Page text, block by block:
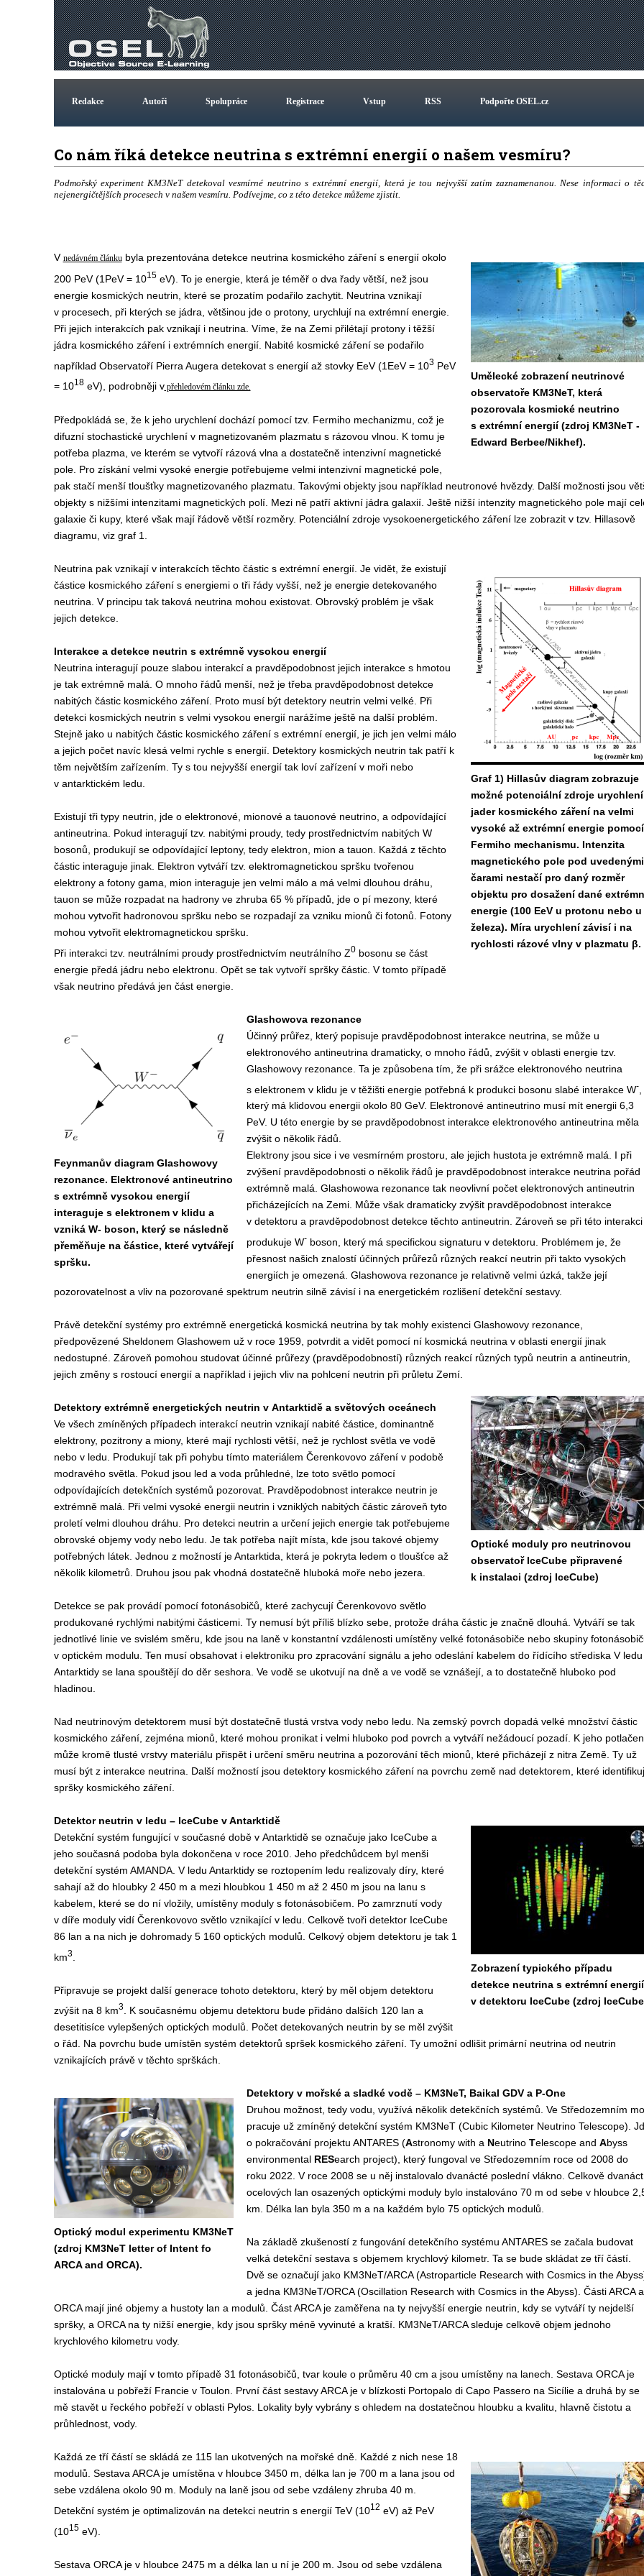
Redakce Autoři Spolupráce Registrace Vstup RSS Podpořte OSEL.cz
Co nám říká detekce neutrina s extrémní energií o našem vesmíru?
Podmořský experiment KM3NeT detekoval vesmírné neutrino s extrémní energií, která je tou nejvyšší zatím zaznamenanou. Nese informaci o
nejenergičtějších procesech v našem vesmíru. Podívejme, co z této detekce můžeme zjistit.
Umělecké zobrazení neutrinové
observatoře KM3NeT, která
pozorovala kosmické neutrino
s extrémní energií (zdroj KM3NeT -
Edward Berbee/Nikhef).
V nedávném článkubyla prezentována detekce neutrina kosmického záření s energií okolo
200 PeV (1PeV = 1015eV). To je energie, která je téměř o dva řady větší, než jsou
energie kosmických neutrin, které se prozatím podařilo zachytit. Neutrina vznikají
v procesech, při kterých se jádra, většinou jde o protony, urychlují na extrémní energie.
Při jejich interakcích pak vznikají i neutrina. Víme, že na Zemi přilétají protony i těžší
jádra kosmického záření i extrémních energií. Nabité kosmické záření se podařilo
například Observatoří Pierra Augera detekovat s energií až stovky EeV (1EeV = 103PeV
= 1018eV), podrobněji vpřehledovém článku zde.
Předpokládá se, že k jeho urychlení dochází pomocí tzv. Fermiho mechanizmu, což je
difuzní stochastické urychlení v magnetizovaném plazmatu s rázovou vlnou. K tomu je
potřeba plazma, ve kterém se vytvoří rázová vlna a dostatečně intenzivní magnetické
pole. Pro získání velmi vysoké energie potřebujeme velmi intenzivní magnetické pole,
pak stačí menší tloušťky magnetizovaného plazmatu. Takovými objekty jsou například neutronové hvězdy. Další možnosti jsou
objekty s nižšími intenzitami magnetických polí. Mezi ně patří aktivní jádra galaxií. Ještě nižší intenzity magnetického pole mají
galaxie či kupy, které však mají řádově větší rozměry. Potenciální zdroje vysokoenergetického záření lze zobrazit v tzv. Hillasově
diagramu, viz graf 1.
Graf 1) Hillasův diagram zobrazuje
možné potenciální zdroje urychlení
jader kosmického záření na velmi
vysoké až extrémní energie pomocí
Fermiho mechanismu. Intenzita
magnetického pole pod uvedenými
čarami nestačí pro daný rozměr
objektu pro dosažení dané
energie (100 EeV u protonu nebo u
železa). Míra urychlení závisí i na
rychlosti rázové vlny v plazmatu β.
Neutrina pak vznikají v interakcích těchto částic s extrémní energií. Je vidět, že existují
částice kosmického záření s energiemi o tři řády vyšší, než je energie detekovaného
neutrina. V principu tak taková neutrina mohou existovat. Obrovský problém je však
jejich detekce.
Interakce a detekce neutrin s extrémně vysokou energií
Neutrina interagují pouze slabou interakcí a pravděpodobnost jejich interakce s hmotou
je tak extrémně malá. O mnoho řádů menší, než je třeba pravděpodobnost detekce
nabitých částic kosmického záření. Proto musí být detektory neutrin velmi velké. Při
detekci kosmických neutrin s velmi vysokou energií narážíme ještě na další problém.
Stejně jako u nabitých částic kosmického záření s extrémní energií, je jich jen velmi málo
a jejich počet navíc klesá velmi rychle s energií. Detektory kosmických neutrin tak patří k
těm největším zařízením. Ty s tou nejvyšší energií tak loví zařízení v moři nebo
v antarktickém ledu.
Existují tři typy neutrin, jde o elektronové, mionové a tauonové neutrino, a odpovídající
antineutrina. Pokud interagují tzv. nabitými proudy, tedy prostřednictvím nabitých W
bosonů, produkují se odpovídající leptony, tedy elektron, mion a tauon. Každá z těchto
částic interaguje jinak. Elektron vytváří tzv. elektromagnetickou spršku tvořenou
elektrony a fotony gama, mion interaguje jen velmi málo a má velmi dlouhou dráhu,
tauon se může rozpadat na hadrony ve zhruba 65 % případů, jde o pí mezony, které
mohou vytvořit hadronovou spršku nebo se rozpadají za vzniku mionů či fotonů. Fotony
mohou vytvořit elektromagnetickou spršku.
Při interakci tzv. neutrálními proudy prostřednictvím neutrálního Z0bosonu se část
energie předá jádru nebo elektronu. Opět se tak vytvoří spršky částic. V tomto případě
však neutrino předává jen část energie.
Feynmanův diagram Glashowovy
rezonance. Elektronové antineutrino
s extrémně vysokou energií
interaguje s elektronem v klidu a
vzniká W- boson, který se následně
přeměňuje na částice, které vytvářejí
spršku.
Glashowova rezonance
Účinný průřez, který popisuje pravděpodobnost interakce neutrina, se může u
elektronového antineutrina dramaticky, o mnoho řádů, zvýšit v oblasti energie tzv.
Glashowovy rezonance. Ta je způsobena tím, že při srážce elektronového neutrina
s elektronem v klidu je v těžišti energie potřebná k produkci bosonu slabé interakce W-,
který má klidovou energii okolo 80 GeV. Elektronové antineutrino musí mít energii 6,3
PeV. U této energie by se pravděpodobnost interakce elektronového antineutrina měla
zvýšit o několik řádů.
Elektrony jsou sice i ve vesmírném prostoru, ale jejich hustota je extrémně malá. I při
zvýšení pravděpodobnosti o několik řádů je pravděpodobnost interakce neutrina pořád
extrémně malá. Glashowowa rezonance tak neovlivní počet elektronových antineutrin
přicházejících na Zemi. Může však dramaticky zvýšit pravděpodobnost interakce
v detektoru a pravděpodobnost detekce těchto antineutrin. Zároveň se při této interakci
produkuje W-boson, který má specifickou signaturu v detektoru. Problémem je, že
přesnost našich znalostí účinných průřezů různých reakcí neutrin při takto vysokých
energiích je omezená. Glashowova rezonance je relativně velmi úzká, takže její
pozorovatelnost a vliv na pozorované spektrum neutrin silně závisí i na energetickém rozlišení detekční sestavy.
Právě detekční systémy pro extrémně energetická kosmická neutrina by tak mohly existenci Glashowovy rezonance,
předpovězené Sheldonem Glashowem už v roce 1959, potvrdit a vidět pomocí ní kosmická neutrina v oblasti energií jinak
nedostupné. Zároveň pomohou studovat účinné průřezy (pravděpodobností) různých reakcí různých typů neutrin a antineutrin,
jejich změny s rostoucí energií a například i jejich vliv na pohlcení neutrin při průletu Zemí.
Optické moduly pro neutrinovou
observatoř IceCube připravené
k instalaci (zdroj IceCube)
Detektory extrémně energetických neutrin v Antarktidě a světových oceánech
Ve všech zmíněných případech interakcí neutrin vznikají nabité částice, dominantně
elektrony, pozitrony a miony, které mají rychlosti větší, než je rychlost světla ve vodě
nebo v ledu. Produkují tak při pohybu tímto materiálem Čerenkovovo záření v podobě
modravého světla. Pokud jsou led a voda průhledné, lze toto světlo pomocí
odpovídajících detekčních systémů pozorovat. Pravděpodobnost interakce neutrin je
extrémně malá. Při velmi vysoké energii neutrin i vzniklých nabitých částic zároveň tyto
proletí velmi dlouhou dráhu. Pro detekci neutrin a určení jejich energie tak potřebujeme
obrovské objemy vody nebo ledu. Je tak potřeba najít místa, kde jsou takové objemy
potřebných látek. Jednou z možností je Antarktida, která je pokryta ledem o tloušťce až
několik kilometrů. Druhou jsou pak vhodná dostatečně hluboká moře nebo jezera.
Detekce se pak provádí pomocí fotonásobičů, které zachycují Čerenkovovo světlo
produkované rychlými nabitými částicemi. Ty nemusí být příliš blízko sebe, protože dráha částic je značně dlouhá. Vytváří se tak
jednotlivé linie ve svislém směru, kde jsou na laně v konstantní vzdálenosti umístěny velké fotonásobiče nebo skupiny
v optickém modulu. Ten musí obsahovat i elektroniku pro zpracování signálu a jeho odeslání kabelem do řídícího střediska V ledu
Antarktidy se lana spouštějí do děr seshora. Ve vodě se ukotvují na dně a ve vodě se vznášejí, a to dostatečně hluboko pod
hladinou
Nad neutrinovým detektorem musí být dostatečně tlustá vrstva vody nebo ledu. Na zemský povrch dopadá velké množství částic
kosmického záření, zejména mionů, které mohou pronikat i velmi hluboko pod povrch a vytváří nežádoucí pozadí. K jeho
může kromě tlusté vrstvy materiálu přispět i určení směru neutrina a pozorování těch mionů, které přicházejí z nitra Země. Ty už
musí být z interakce neutrina. Další možností jsou detektory kosmického záření na povrchu země nad detektorem, které
spršky kosmického záření.
Zobrazení typického případu
detekce neutrina s extrémní energií
v detektoru IceCube (zdroj
Detektor neutrin v ledu – IceCube v Antarktidě
Detekční systém fungující v současné době v Antarktidě se označuje jako IceCube a
jeho současná podoba byla dokončena v roce 2010. Jeho předchůdcem byl menši
detekční systém AMANDA. V ledu Antarktidy se roztopením ledu realizovaly díry, které
sahají až do hloubky 2 450 m a mezi hloubkou 1 450 m až 2 450 m jsou na lanu s
kabelem, které se do ní vložily, umístěny moduly s fotonásobičem. Po zamrznutí vody
v díře moduly vidí Čerenkovovo světlo vznikající v ledu. Celkově tvoři detektor IceCube
86 lan a na nich je dohromady 5 160 optických modulů. Celkový objem detektoru je tak 1
km3.
Připravuje se projekt další generace tohoto detektoru, který by měl objem detektoru
zvýšit na 8 km3. K současnému objemu detektoru bude přidáno dalších 120 lan a
desetitisíce vylepšených optických modulů. Počet detekovaných neutrin by se měl zvýšit
o řád. Na povrchu bude umístěn systém detektorů spršek kosmického záření. Ty umožní odlišit primární neutrina od neutrin
vznikajících právě v těchto sprškách.
Optický modul experimentu KM3NeT
(zdroj KM3NeT letter of Intent fo
ARCA and ORCA).
Detektory v mořské a sladké vodě – KM3NeT, Baikal GDV a P-One
Druhou možnost, tedy vodu, využívá několik detekčních systémů. Ve Středozemním
pracuje už zmíněný detekční systém KM3NeT (Cubic Kilometer Neutrino Telescope).
o pokračování projektu ANTARES (Astronomy with a Neutrino Telescope and Abyss
environmental RESearch project), který fungoval ve Středozemním roce od 2008 do
roku 2022. V roce 2008 se u něj instalovalo dvanácté poslední vlákno. Celkově dvanáct
ocelových lan osazených optickými moduly bylo instalováno 70 m od sebe v hloubce
km. Délka lan byla 350 m a na každém bylo 75 optických modulů.
Na základě zkušeností z fungování detekčního systému ANTARES se začala budovat
velká detekční sestava s objemem krychlový kilometr. Ta se bude skládat ze tří částí.
Dvě se označují jako KM3NeT/ARCA(Astroparticle Research with Cosmics in the
a jedna KM3NeT/ORCA(Oscillation Research with Cosmics in the Abyss). Části ARCA a
ORCA mají jiné objemy a hustoty lan a modulů. Část ARCA je zaměřena na ty nejvyšší energie neutrin, kdy se vytváří ty nejdelší
spršky, a ORCA na ty nižší energie, kdy jsou spršky méně vyvinuté a kratší. KM3NeT/ARCA sleduje celkově objem jednoho
krychlového kilometru vody.
Optické moduly mají v tomto případě 31 fotonásobičů, tvar koule o průměru 40 cm a jsou umístěny na lanech. Sestava ORCA je
instalována u pobřeží Francie v Toulon. První část sestavy ARCA je v blízkosti Portopalo di Capo Passero na Sicílie a druhá by se
mě stavět u řeckého pobřeží v oblasti Pylos. Lokality byly vybrány s ohledem na dostatečnou hloubku a kvalitu, hlavně čistotu a
průhlednost, vody.
Každá ze tří částí se skládá ze 115 lan ukotvených na mořské dně. Každé z nich nese 18
modulů. Sestava ARCA je umístěna v hloubce 3450 m, délka lan je 700 m a lana jsou od
sebe vzdálena okolo 90 m. Moduly na laně jsou od sebe vzdáleny zhruba 40 m.
Detekční systém je optimalizován na detekci neutrin s energií TeV (1012 eV) až PeV
(1015eV).
Sestava ORCA je v hloubce 2475 m a délka lan u ní je 200 m. Jsou od sebe vzdálena